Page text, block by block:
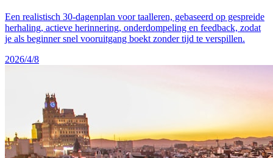
Een realistisch 30-dagenplan voor taalleren, gebaseerd op gespreide
herhaling, actieve herinnering, onderdompeling en feedback, zodat
je als beginner snel vooruitgang boekt zonder tijd te verspillen.
2026/4/8